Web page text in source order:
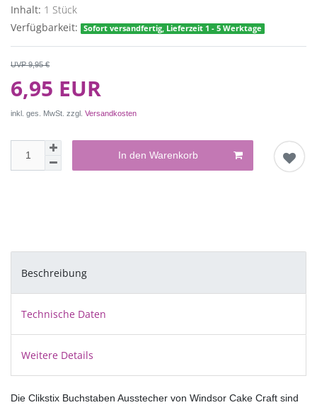
Inhalt: 1 Stück
Verfügbarkeit:
Sofort versandfertig, Lieferzeit 1 - 5 Werktage
UVP 9,95 €
6,95 EUR
inkl. ges. MwSt. zzgl. Versandkosten
In den Warenkorb
Beschreibung
Technische Daten
Weitere Details
Die Clikstix Buchstaben Ausstecher von Windsor Cake Craft sind